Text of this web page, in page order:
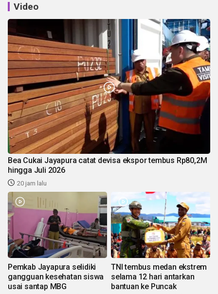
Video
Bea Cukai Jayapura catat devisa ekspor tembus Rp80,2M
hingga Juli 2026
20 jam lalu
Pemkab Jayapura selidiki
gangguan kesehatan siswa
usai santap MBG
TNI tembus medan ekstrem
selama 12 hari antarkan
bantuan ke Puncak